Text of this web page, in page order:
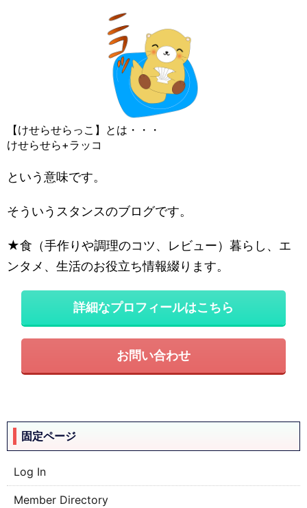
【けせらせらっこ】とは・・・
けせらせら+ラッコ
という意味です。
そういうスタンスのブログです。
★食（手作りや調理のコツ、レビュー）暮らし、エ
ンタメ、生活のお役立ち情報綴ります。
詳細なプロフィールはこちら
お問い合わせ
固定ページ
Log In
Member Directory